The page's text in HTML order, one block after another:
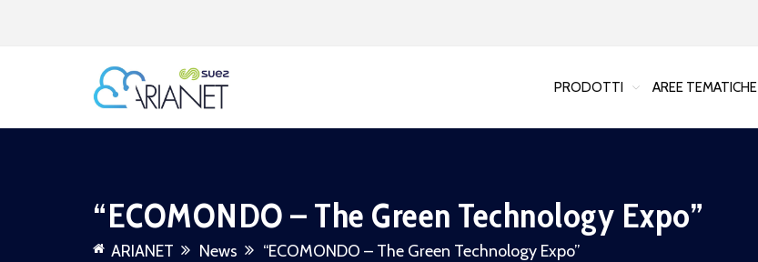
PRODOTTI AREE TEMATICHE
“ECOMONDO – The Green Technology Expo”
ARIANET News “ECOMONDO – The Green Technology Expo”